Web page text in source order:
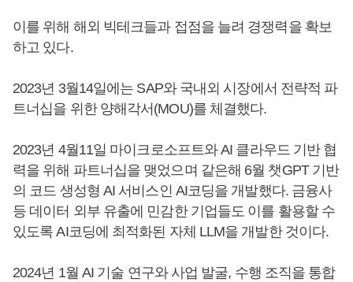
이를 위해 해외 빅테크들과 접점을 늘려 경쟁력을 확보
하고 있다.
2023년 3월14일에는 SAP와 국내외 시장에서 전략적 파
트너십을 위한 양해각서(MOU)를 체결했다.
2023년 4월11일 마이크로소프트와 AI 클라우드 기반 협
력을 위해 파트너십을 맺었으며 같은해 6월 챗GPT 기반
의 코드 생성형 AI 서비스인 AI코딩을 개발했다. 금융사
등 데이터 외부 유출에 민감한 기업들도 이를 활용할 수
있도록 AI코딩에 최적화된 자체 LLM을 개발한 것이다.
2024년 1월 AI 기술 연구와 사업 발굴, 수행 조직을 통합